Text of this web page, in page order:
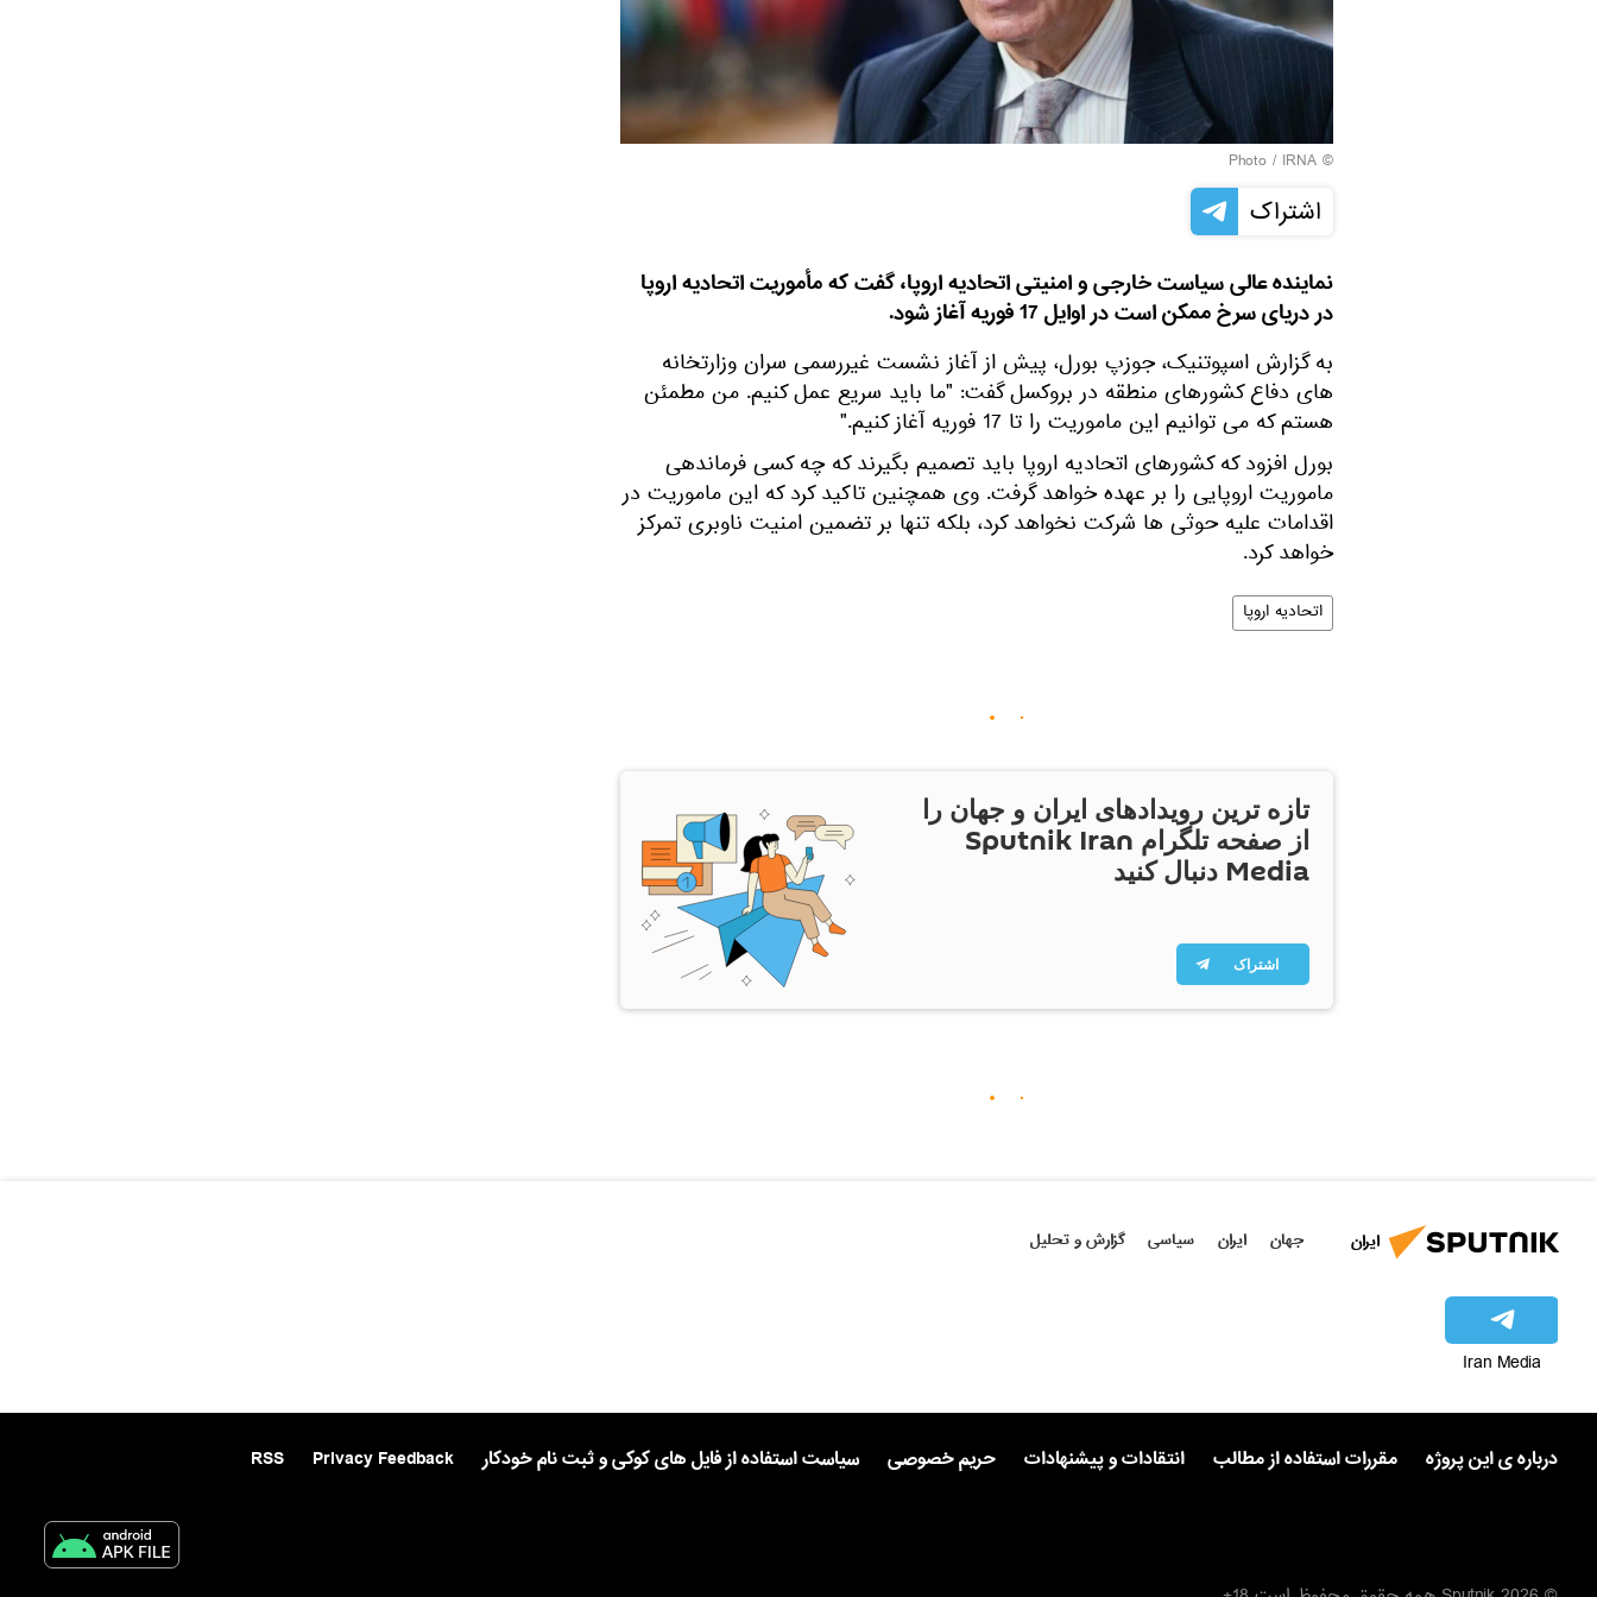
© Photo /
IRNA
اشتراک
نماینده عالی سیاست خارجی و امنیتی اتحادیه اروپا، گفت که مأموریت اتحادیه اروپا
در دریای سرخ ممکن است در اوایل 17 فوریه آغاز شود.
به گزارش اسپوتنیک، جوزپ بورل، پیش از آغاز نشست غیررسمی سران وزارتخانه
های دفاع کشورهای منطقه در بروکسل گفت: "ما باید سریع عمل کنیم. من مطمئن
هستم که می توانیم این ماموریت را تا 17 فوریه آغاز کنیم."
بورل افزود که کشورهای اتحادیه اروپا باید تصمیم بگیرند که چه کسی فرماندهی
ماموریت اروپایی را بر عهده خواهد گرفت. وی همچنین تاکید کرد که این ماموریت در
اقدامات علیه حوثی ها شرکت نخواهد کرد، بلکه تنها بر تضمین امنیت ناوبری تمرکز
خواهد کرد.
اتحادیه اروپا
تازه ترین رویدادهای ایران و جهان را
از صفحه تلگرام Sputnik Iran
Media دنبال کنید
اشتراک
ایران جهان ایران سیاسی گزارش و تحلیل
Iran Media
درباره ی این پروژه مقررات استفاده از مطالب انتقادات و پیشنهادات حریم خصوصی سیاست استفاده از فایل های کوکی و ثبت نام خودکار Privacy Feedback
RSS